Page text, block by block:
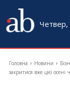
Четвер,
Головна Новини
закритися вже цієї осені